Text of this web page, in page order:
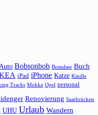
Auto Bobsonbob Bostalsee Buch
iPad iPhone Katze Kindle
Tracks Mokka Opel personal
Renovierung Saarbrücken
UHU Urlaub Wandern